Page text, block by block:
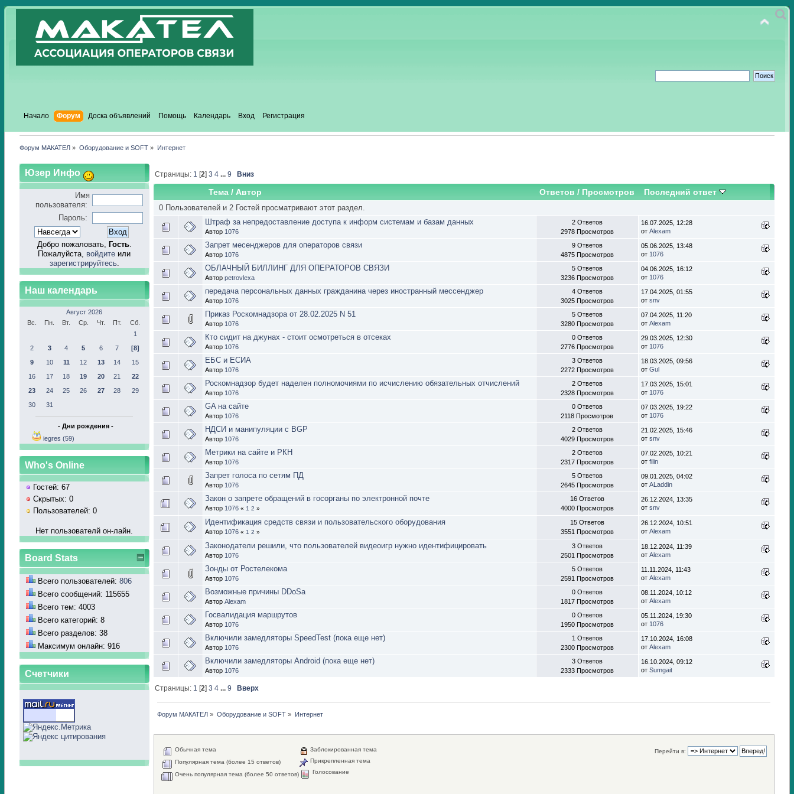
Начало Форум Доска объявлений Помощь Календарь Вход Регистрация
Форум МАКАТЕЛ » Оборудование и SOFT » Интернет
Юзер Инфо
Имя
пользователя:
Пароль:
Добро пожаловать, Гость.
Пожалуйста, войдите или
зарегистрируйтесь.
Наш календарь
Август 2026
Вс.
Пн. Вт. Ср. Чт. Пт.
Сб.
1
2
3 4 5 6 7
[8]
9
10 11 12 13 14
15
16
17 18 19 20 21
22
23
24 25 26 27 28
29
30
31
- Дни рождения -
iegres (59)
Who's Online
Гостей: 67
Скрытых: 0
Пользователей: 0
Нет пользователй он-лайн.
Board Stats
Всего пользователей:806
Всего сообщений: 115655
Всего тем: 4003
Всего категорий: 8
Всего разделов: 38
Максимум онлайн: 916
Счетчики
Страницы: 1 [2]3 4 ...9 Вниз
Тема/ Автор Ответов / Просмотров Последний ответ
0 Пользователей и 2 Гостей просматривают этот раздел.
Штраф за непредоставление доступа к информ системам и базам данных
Автор 1076
2 Ответов
2978 Просмотров
16.07.2025, 12:28
от Alexam
Запрет месенджеров для операторов связи
Автор 1076
9 Ответов
4875 Просмотров
05.06.2025, 13:48
от 1076
ОБЛАЧНЫЙ БИЛЛИНГ ДЛЯ ОПЕРАТОРОВ СВЯЗИ
Автор petrovlexa
5 Ответов
3236 Просмотров
04.06.2025, 16:12
от 1076
передача персональных данных гражданина через иностранный мессенджер
Автор 1076
4 Ответов
3025 Просмотров
17.04.2025, 01:55
от snv
Приказ Роскомнадзора от 28.02.2025 N 51
Автор 1076
5 Ответов
3280 Просмотров
07.04.2025, 11:20
от Alexam
Кто сидит на джунах - стоит осмотреться в отсеках
Автор 1076
0 Ответов
2776 Просмотров
29.03.2025, 12:30
от 1076
ЕБС и ЕСИА
Автор 1076
3 Ответов
2272 Просмотров
18.03.2025, 09:56
от Gul
Роскомнадзор будет наделен полномочиями по исчислению обязательных отчислений
Автор 1076
2 Ответов
2328 Просмотров
17.03.2025, 15:01
от 1076
GA на сайте
Автор 1076
0 Ответов
2118 Просмотров
07.03.2025, 19:22
от 1076
НДСИ и манипуляции с BGP
Автор 1076
2 Ответов
4029 Просмотров
21.02.2025, 15:46
от snv
Метрики на сайте и РКН
Автор 1076
2 Ответов
2317 Просмотров
07.02.2025, 10:21
от filin
Запрет голоса по сетям ПД
Автор 1076
5 Ответов
2645 Просмотров
09.01.2025, 04:02
от ALaddin
Закон о запрете обращений в госорганы по электронной почте
Автор 1076 « 1 2 »
16 Ответов
4000 Просмотров
26.12.2024, 13:35
от snv
Идентификация средств связи и пользовательского оборудования
Автор 1076 « 1 2 »
15 Ответов
3551 Просмотров
26.12.2024, 10:51
от Alexam
Законодатели решили, что пользователей видеоигр нужно идентифицировать
Автор 1076
3 Ответов
2501 Просмотров
18.12.2024, 11:39
от Alexam
Зонды от Ростелекома
Автор 1076
5 Ответов
2591 Просмотров
11.11.2024, 11:43
от Alexam
Возможные причины DDoSа
Автор Alexam
0 Ответов
1817 Просмотров
08.11.2024, 10:12
от Alexam
Госвалидация маршрутов
Автор 1076
0 Ответов
1950 Просмотров
05.11.2024, 19:30
от 1076
Включили замедляторы SpeedTest (пока еще нет)
Автор 1076
1 Ответов
2300 Просмотров
17.10.2024, 16:08
от Alexam
Включили замедляторы Android (пока еще нет)
Автор 1076
3 Ответов
2333 Просмотров
16.10.2024, 09:12
от Sumgait
Страницы: 1 [2]3 4 ...9 Вверх
Форум МАКАТЕЛ » Оборудование и SOFT » Интернет
Перейти в:
Обычная тема
Популярная тема (более 15 ответов)
Очень популярная тема (более 50 ответов)
Заблокированная тема
Прикрепленная тема
Голосование